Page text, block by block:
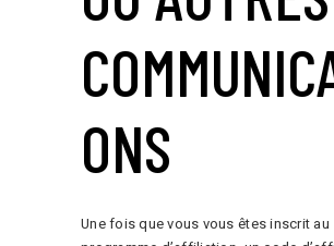
ONS
Une fois que vous vous êtes inscrit au